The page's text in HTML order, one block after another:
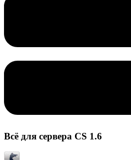
Всё для сервера CS 1.6